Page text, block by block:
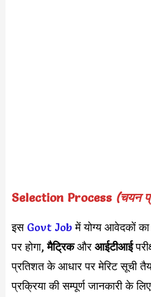
Selection Process (चयन
इस Govt Jobमें योग्य आवेदकों
पर होगा,मैट्रिकऔर आईटीआई
प्रतिशत के आधार पर मेरिट सूची
प्रक्रिया की सम्पूर्ण जानकारी के